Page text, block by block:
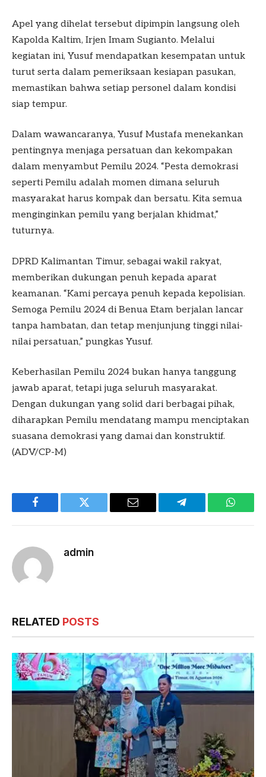
Apel yang dihelat tersebut dipimpin langsung oleh
Kapolda Kaltim, Irjen Imam Sugianto. Melalui
kegiatan ini, Yusuf mendapatkan kesempatan untuk
turut serta dalam pemeriksaan kesiapan pasukan,
memastikan bahwa setiap personel dalam kondisi
siap tempur.
Dalam wawancaranya, Yusuf Mustafa menekankan
pentingnya menjaga persatuan dan kekompakan
dalam menyambut Pemilu 2024. “Pesta demokrasi
seperti Pemilu adalah momen dimana seluruh
masyarakat harus kompak dan bersatu. Kita semua
menginginkan pemilu yang berjalan khidmat,”
tuturnya.
DPRD Kalimantan Timur, sebagai wakil rakyat,
memberikan dukungan penuh kepada aparat
keamanan. “Kami percaya penuh kepada kepolisian.
Semoga Pemilu 2024 di Benua Etam berjalan lancar
tanpa hambatan, dan tetap menjunjung tinggi nilai-
nilai persatuan,” pungkas Yusuf.
Keberhasilan Pemilu 2024 bukan hanya tanggung
jawab aparat, tetapi juga seluruh masyarakat.
Dengan dukungan yang solid dari berbagai pihak,
diharapkan Pemilu mendatang mampu menciptakan
suasana demokrasi yang damai dan konstruktif.
(ADV/CP-M)
Facebook Twitter Email Telegram
admin
RELATED POSTS